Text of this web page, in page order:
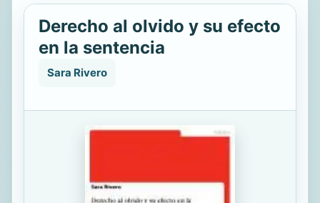
Derecho al olvido y su efecto
en la sentencia
Sara Rivero